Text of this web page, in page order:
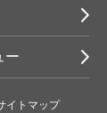
ー
イトマップ